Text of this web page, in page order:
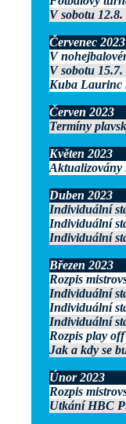
V sobotu
Červenec 2023
V
V sobotu
Kuba Laurinc
Červen 2023
Termíny
Květen 2023
Aktualizovány
Duben 2023
Individuální
Individuální
Individuální
Březen 2023
Rozpis
Individuální
Individuální
Individuální
Rozpis play
Jak a kdy se
Únor 2023
Rozpis
Utkání HBC